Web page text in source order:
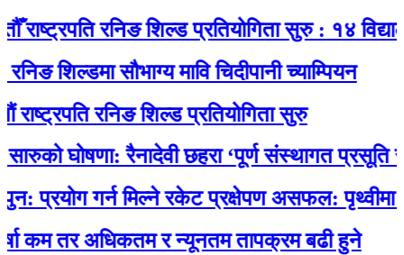
रनिङ शिल्ड प्रतियोगिता सुरु : १४ विद्यालयकाे
सौभाग्य मावि चिदीपानी च्याम्पियन
रनिङ शिल्ड प्रतियोगिता सुरु
घोषणा: रैनादेवी छहरा ‘पूर्ण संस्थागत प्रसूति
गर्न मिल्ने रकेट प्रक्षेपण असफल: पृथ्वीमा
तर अधिकतम र न्यूनतम तापक्रम बढी हुने